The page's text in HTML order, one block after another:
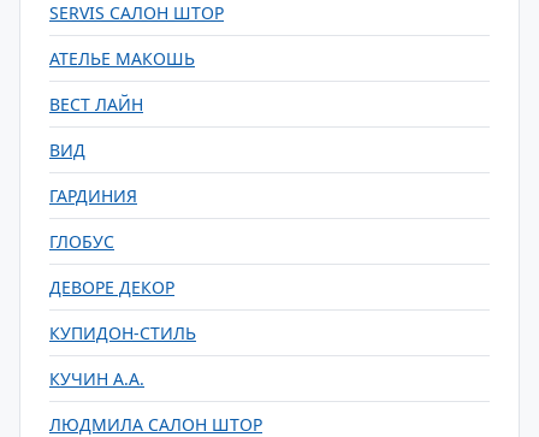
SERVIS САЛОН ШТОР
АТЕЛЬЕ МАКОШЬ
ВЕСТ ЛАЙН
ВИД
ГАРДИНИЯ
ГЛОБУС
ДЕВОРЕ ДЕКОР
КУПИДОН-СТИЛЬ
КУЧИН А.А.
ЛЮДМИЛА САЛОН ШТОР